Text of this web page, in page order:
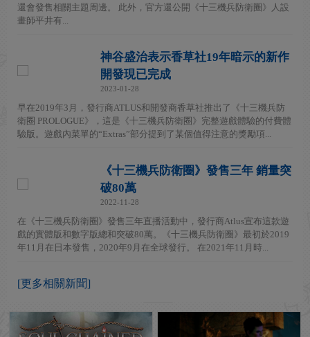
還會發售相關主題周邊。 此外，官方還公開《十三機兵防衛圈》人設
畫師平井有...
神谷盛治表示香草社19年暗示的新作
開發現已完成
2023-01-28
早在2019年3月，發行商ATLUS和開發商香草社推出了《十三機兵防
衛圈 PROLOGUE》，這是《十三機兵防衛圈》完整遊戲體驗的付費體
驗版。遊戲內菜單的“Extras”部分提到了某個值得注意的獎勵項...
《十三機兵防衛圈》發售三年 銷量突
破80萬
2022-11-28
在《十三機兵防衛圈》發售三年直播活動中，發行商Atlus宣布這款遊
戲的實體版和數字版總和突破80萬。《十三機兵防衛圈》最初於2019
年11月在日本發售，2020年9月在全球發行。 在2021年11月時...
[更多相關新聞]